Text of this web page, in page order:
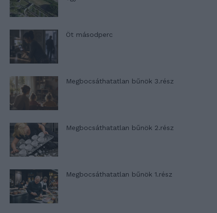
Öt másodperc
Megbocsáthatatlan bűnök 3.rész
Megbocsáthatatlan bűnök 2.rész
Megbocsáthatatlan bűnök 1.rész